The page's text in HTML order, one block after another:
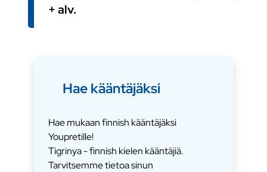
+ alv.
Hae kääntäjäksi
Hae mukaan finnish kääntäjäksi
Youpretille!
Tigrinya - finnish kielen kääntäjiä.
Tarvitsemme tietoa sinun